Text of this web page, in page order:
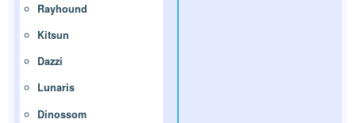
Rayhound
Kitsun
Dazzi
Lunaris
Dinossom